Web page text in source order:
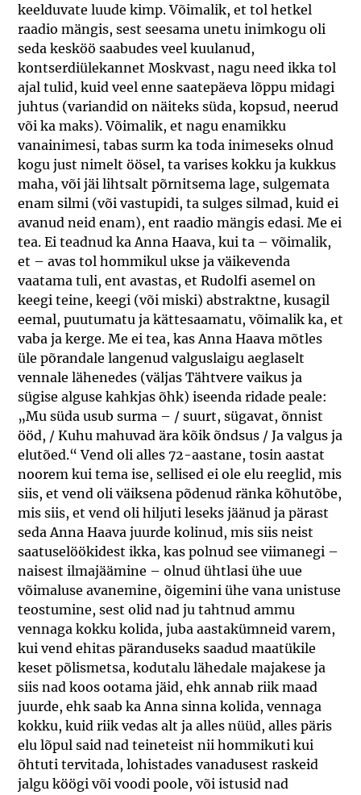
keelduvate luude kimp. Võimalik, et tol hetkel
raadio mängis, sest seesama unetu inimkogu oli
seda kesköö saabudes veel kuulanud,
kontserdiülekannet Moskvast, nagu need ikka tol
ajal tulid, kuid veel enne saatepäeva lõppu midagi
juhtus (variandid on näiteks süda, kopsud, neerud
või ka maks). Võimalik, et nagu enamikku
vanainimesi, tabas surm ka toda inimeseks olnud
kogu just nimelt öösel, ta varises kokku ja kukkus
maha, või jäi lihtsalt põrnitsema lage, sulgemata
enam silmi (või vastupidi, ta sulges silmad, kuid ei
avanud neid enam), ent raadio mängis edasi. Me ei
tea. Ei teadnud ka Anna Haava, kui ta – võimalik,
et – avas tol hommikul ukse ja väikevenda
vaatama tuli, ent avastas, et Rudolfi asemel on
keegi teine, keegi (või miski) abstraktne, kusagil
eemal, puutumatu ja kättesaamatu, võimalik ka, et
vaba ja kerge. Me ei tea, kas Anna Haava mõtles
üle põrandale langenud valguslaigu aeglaselt
vennale lähenedes (väljas Tähtvere vaikus ja
sügise alguse kahkjas õhk) iseenda ridade peale:
„Mu süda usub surma – / suurt, sügavat, õnnist
ööd, / Kuhu mahuvad ära kõik õndsus / Ja valgus ja
elutõed.“ Vend oli alles 72-aastane, tosin aastat
noorem kui tema ise, sellised ei ole elu reeglid, mis
siis, et vend oli väiksena põdenud ränka kõhutõbe,
mis siis, et vend oli hiljuti leseks jäänud ja pärast
seda Anna Haava juurde kolinud, mis siis neist
saatuselöökidest ikka, kas polnud see viimanegi –
naisest ilmajäämine – olnud ühtlasi ühe uue
võimaluse avanemine, õigemini ühe vana unistuse
teostumine, sest olid nad ju tahtnud ammu
vennaga kokku kolida, juba aastakümneid varem,
kui vend ehitas päranduseks saadud maatükile
keset põlismetsa, kodutalu lähedale majakese ja
siis nad koos ootama jäid, ehk annab riik maad
juurde, ehk saab ka Anna sinna kolida, vennaga
kokku, kuid riik vedas alt ja alles nüüd, alles päris
elu lõpul said nad teineteist nii hommikuti kui
õhtuti tervitada, lohistades vanadusest raskeid
jalgu köögi või voodi poole, või istusid nad